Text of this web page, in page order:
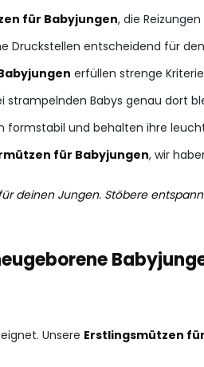
für Babyjungen, die
Druckstellen entscheidend für
erfüllen strenge
Babys genau dort
formstabil und behalten ihre
für Babyjungen, wir
deinen Jungen. Stöbere
Unsere Erstlingsmützen